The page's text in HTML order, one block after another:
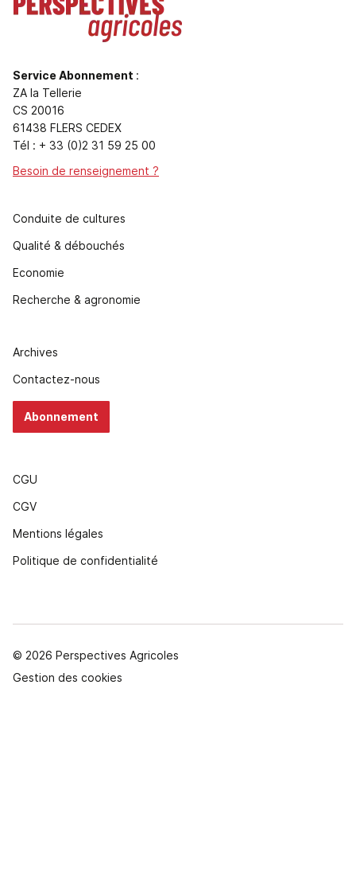
Service Abonnement :
ZA la Tellerie
CS 20016
61438 FLERS CEDEX
Tél : + 33 (0)2 31 59 25 00
Besoin de renseignement ?
Conduite de cultures
Qualité & débouchés
Economie
Recherche & agronomie
Archives
Contactez-nous
Abonnement
CGU
CGV
Mentions légales
Politique de confidentialité
© 2026 Perspectives Agricoles
Gestion des cookies